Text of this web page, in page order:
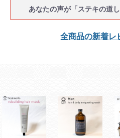
あなたの声が「ステキの道
全商品の新着レ